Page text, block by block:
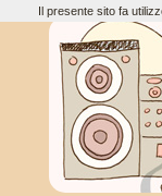
Il presente sito fa